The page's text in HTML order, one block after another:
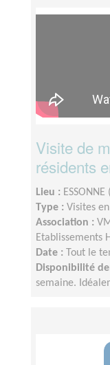
Visite de
résidents
Lieu : ESSONNE
Type : Visites
Association :
Etablissements
Date :
Tout le
Disponibilité
semaine.